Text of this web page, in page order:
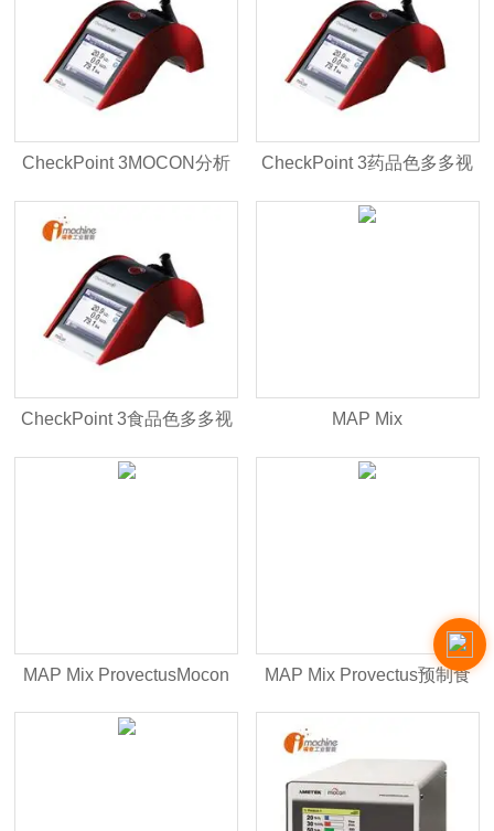
CheckPoint 3MOCON分析
仪
CheckPoint 3药品色多多视
频网站入口
CheckPoint 3食品色多多视
频网站入口
MAP Mix
ProvectusDansensor气体混
MAP Mix ProvectusMocon
膜康气体混配器
MAP Mix Provectus预制食
品包装气体混配器